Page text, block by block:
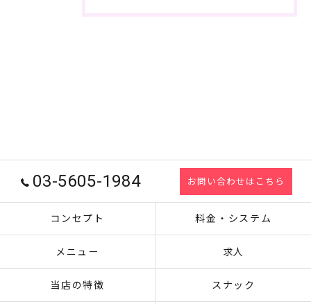
03-5605-1984 お問い合わせはこちら
コンセプト 料金・システム
メニュー 求人
当店の特徴 スナック